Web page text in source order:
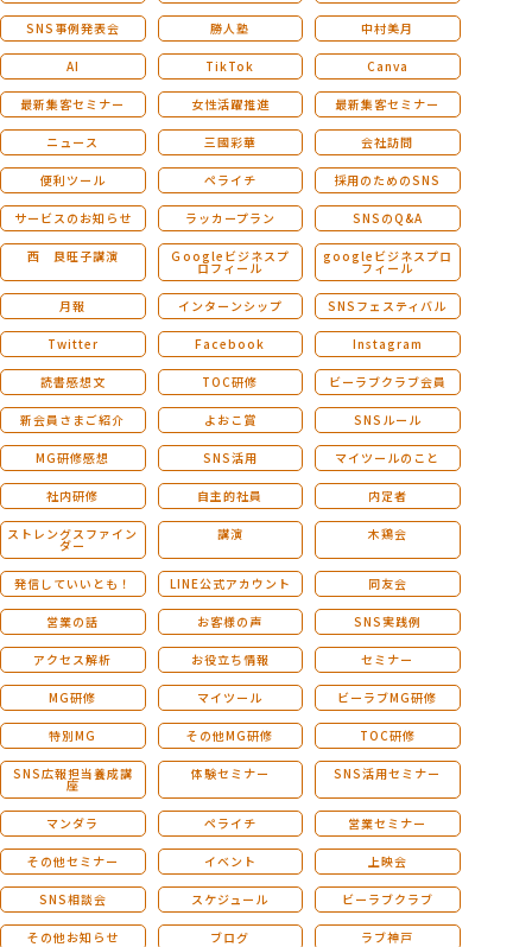
SNS事例発表会 勝人塾 中村美月
AI TikTok Canva
最新集客セミナー 女性活躍推進 最新集客セミナー
ニュース 三國彩華 会社訪問
便利ツール ペライチ 採用のためのSNS
サービスのお知らせ ラッカープラン SNSのQ&A
西 良旺子講演 Ｇoogleビジネスプ
ロフィール
googleビジネスプロ
フィール
月報 インターンシップ SNSフェスティバル
Twitter Facebook Instagram
読書感想文 TOC研修 ビーラブクラブ会員
新会員さまご紹介 よおこ賞 SNSルール
MG研修感想 SNS活用 マイツールのこと
社内研修 自主的社員 内定者
ストレングスファイン
ダー
講演 木鶏会
発信していいとも！ LINE公式アカウント 同友会
営業の話 お客様の声 SNS実践例
アクセス解析 お役立ち情報 セミナー
MG研修 マイツール ビーラブMG研修
特別MG その他MG研修 TOC研修
SNS広報担当養成講
座
体験セミナー SNS活用セミナー
マンダラ ペライチ 営業セミナー
その他セミナー イベント 上映会
SNS相談会 スケジュール ビーラブクラブ
その他お知らせ ブログ ラブ神戸